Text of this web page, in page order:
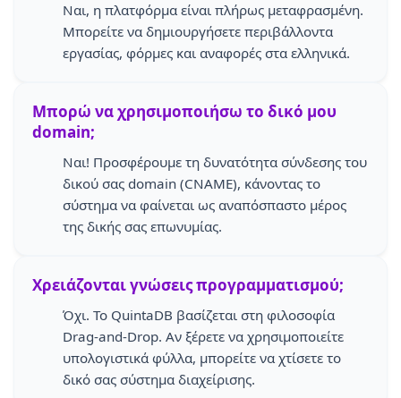
Ναι, η πλατφόρμα είναι πλήρως μεταφρασμένη.
Μπορείτε να δημιουργήσετε περιβάλλοντα
εργασίας, φόρμες και αναφορές στα ελληνικά.
Μπορώ να χρησιμοποιήσω το δικό μου
domain;
Ναι! Προσφέρουμε τη δυνατότητα σύνδεσης του
δικού σας domain (CNAME), κάνοντας το
σύστημα να φαίνεται ως αναπόσπαστο μέρος
της δικής σας επωνυμίας.
Χρειάζονται γνώσεις προγραμματισμού;
Όχι. Το QuintaDB βασίζεται στη φιλοσοφία
Drag-and-Drop. Αν ξέρετε να χρησιμοποιείτε
υπολογιστικά φύλλα, μπορείτε να χτίσετε το
δικό σας σύστημα διαχείρισης.